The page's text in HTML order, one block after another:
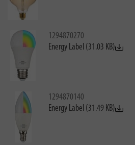
1294870270
Energy Label (31.03 KB)
1294870140
Energy Label (31.49 KB)